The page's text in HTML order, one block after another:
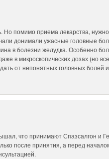
Но помимо приема лекарства, нужно
донимали ужасные головные
в болезни желудка. Особенно
в микроскопических дозах (но
от непонятных головных болей
что принимают Спазсалгон и
после принятия, а перед